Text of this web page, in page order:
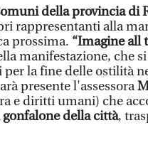
della provincia di
rappresentanti alla
prossima. “Imagine all
manifestazione, che
per la fine delle ostilità
presente l'assessora
e diritti umani) che
della città,